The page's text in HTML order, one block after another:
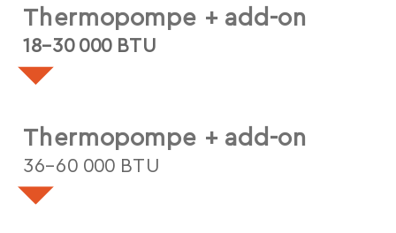
Thermopompe + add-on
18-30 000 BTU
Thermopompe + add-on
36-60 000 BTU